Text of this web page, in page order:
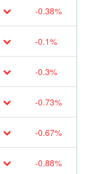
-0.38%
-0.1%
-0.3%
-0.73%
-0.67%
-0.88%